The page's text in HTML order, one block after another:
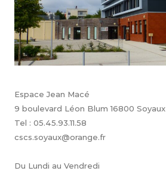
Espace Jean Macé
9 boulevard Léon Blum 16800 Soyaux
Tel : 05.45.93.11.58
cscs.soyaux@orange.fr
Du Lundi au Vendredi